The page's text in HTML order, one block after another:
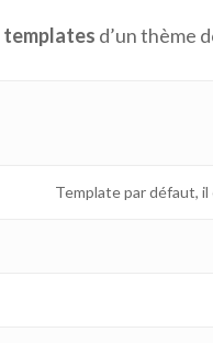
templates d’un thème
Template par défaut,